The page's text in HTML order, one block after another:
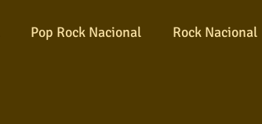
Pop Rock Nacional Rock Nacional